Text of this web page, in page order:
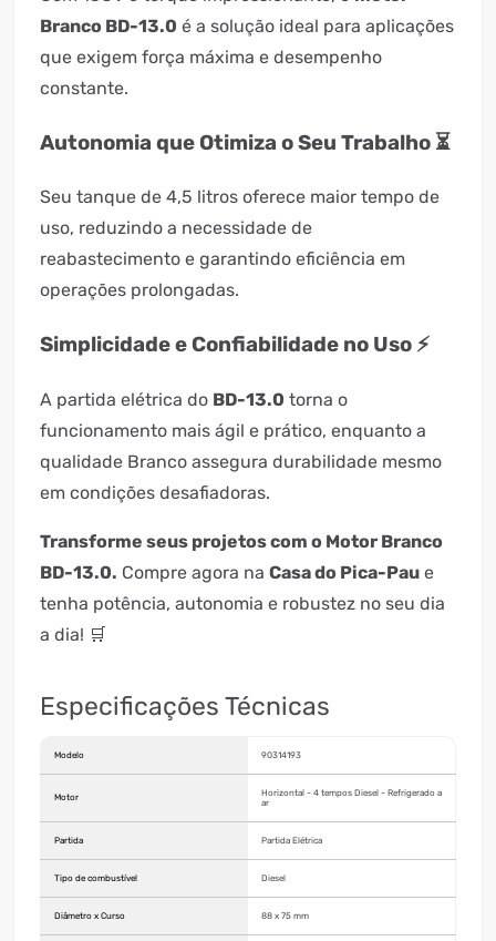
Branco BD-13.0 é a solução ideal para aplicações
que exigem força máxima e desempenho
constante.
Autonomia que Otimiza o Seu Trabalho ⏳
Seu tanque de 4,5 litros oferece maior tempo de
uso, reduzindo a necessidade de
reabastecimento e garantindo eficiência em
operações prolongadas.
Simplicidade e Confiabilidade no Uso ⚡
A partida elétrica do BD-13.0 torna o
funcionamento mais ágil e prático, enquanto a
qualidade Branco assegura durabilidade mesmo
em condições desafiadoras.
Transforme seus projetos com o Motor Branco
BD-13.0. Compre agora na Casa do Pica-Pau e
tenha potência, autonomia e robustez no seu dia
a dia! 🛒
Especificações Técnicas
Modelo 90314193
Motor
Horizontal - 4 tempos Diesel - Refrigerado a
ar
Partida Partida Elétrica
Tipo de combustível Diesel
Diâmetro x Curso 88 x 75 mm